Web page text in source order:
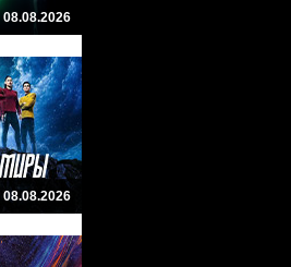
08.08.2026
08.08.2026